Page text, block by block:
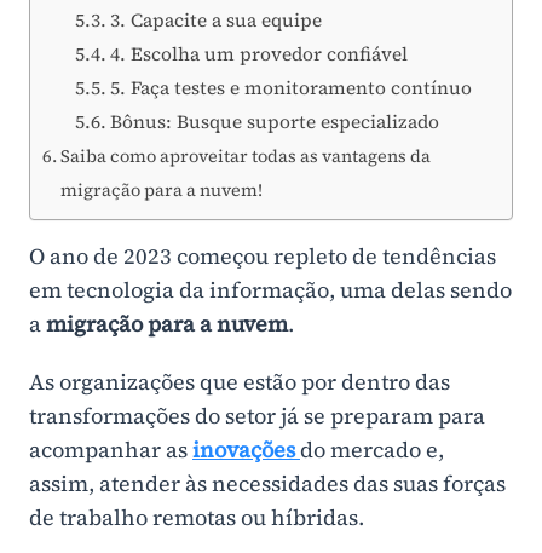
3. Capacite a sua equipe
4. Escolha um provedor confiável
5. Faça testes e monitoramento contínuo
Bônus: Busque suporte especializado
Saiba como aproveitar todas as vantagens da
migração para a nuvem!
O ano de 2023 começou repleto de tendências
em tecnologia da informação, uma delas sendo
amigração para a nuvem.
As organizações que estão por dentro das
transformações do setor já se preparam para
acompanhar asinovaçõesdo mercado e,
assim, atender às necessidades das suas forças
de trabalho remotas ou híbridas.